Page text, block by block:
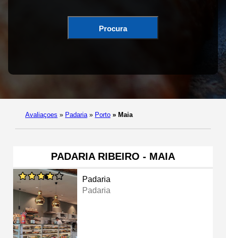
Procura
Avaliaçoes » Padaria » Porto » Maia
PADARIA RIBEIRO - MAIA
Padaria
Padaria